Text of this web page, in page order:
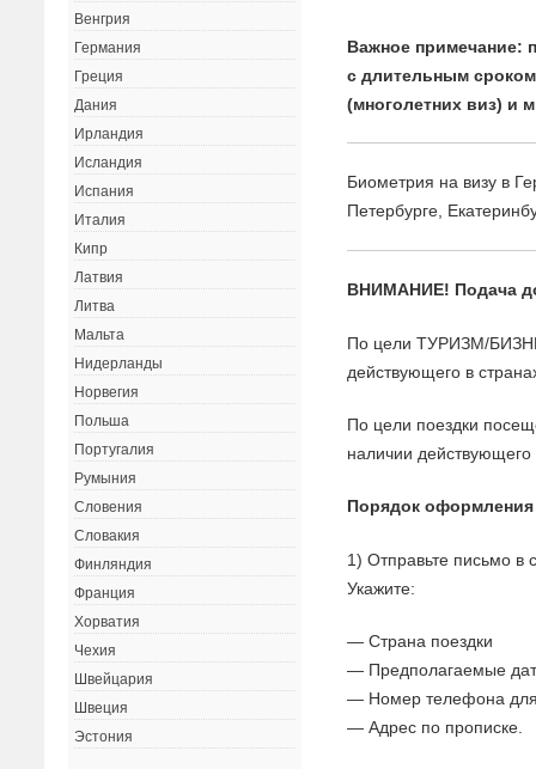
Важное примечание:
с длительным
(многолетних виз) и
Биометрия на визу в
Петербурге,
ВНИМАНИЕ! Подача
По цели ТУРИЗМ/
действующего в
По цели поездки
наличии
Порядок
1) Отправьте письмо
Укажите:
— Страна поездки
— Предполагаемые
— Номер телефона для
— Адрес по прописке.
Венгрия
Германия
Греция
Дания
Ирландия
Исландия
Испания
Италия
Кипр
Латвия
Литва
Мальта
Нидерланды
Норвегия
Польша
Португалия
Румыния
Словения
Словакия
Финляндия
Франция
Хорватия
Чехия
Швейцария
Швеция
Эстония